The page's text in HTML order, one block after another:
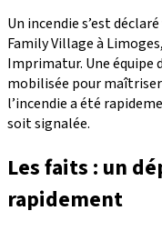
Un incendie s’est
Family Village à
Imprimatur. Une équipe
mobilisée pour
l’incendie a été
soit signalée.
Les faits : un
rapidement